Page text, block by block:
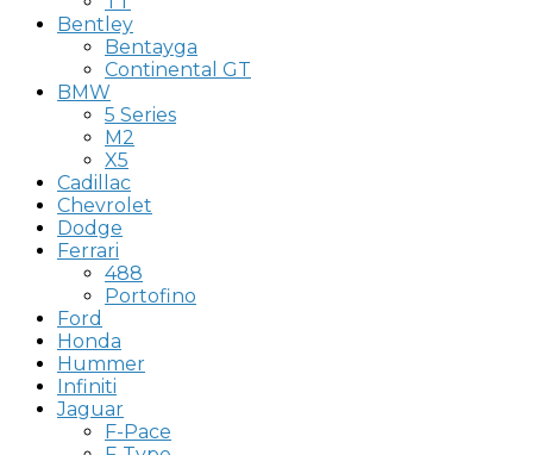
Bentley
Bentayga
Continental GT
BMW
5 Series
M2
X5
Cadillac
Chevrolet
Dodge
Ferrari
488
Portofino
Ford
Honda
Hummer
Infiniti
Jaguar
F-Pace